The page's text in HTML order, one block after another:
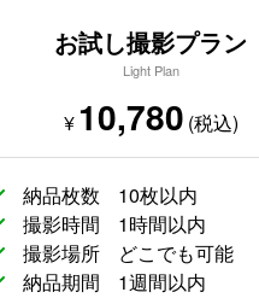
お試し撮影プラン
Light Plan
¥10,780 (税込)
納品枚数
10枚以内
撮影時間
1時間以内
撮影場所
どこでも可能
納品期間
1週間以内